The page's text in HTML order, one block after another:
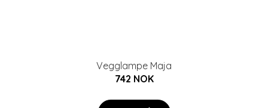
Vegglampe Maja
742 NOK